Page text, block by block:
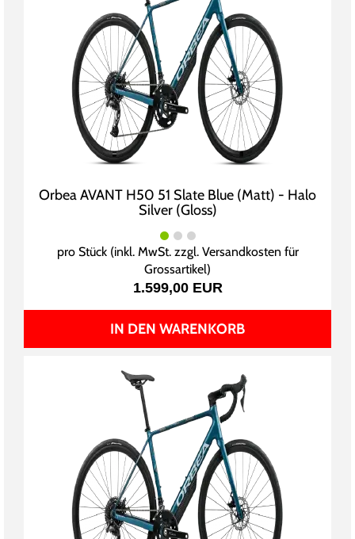
Orbea AVANT H50 51 Slate Blue (Matt) - Halo
Silver (Gloss)
pro Stück (inkl. MwSt. zzgl. Versandkosten für
Grossartikel)
1.599,00 EUR
IN DEN WARENKORB